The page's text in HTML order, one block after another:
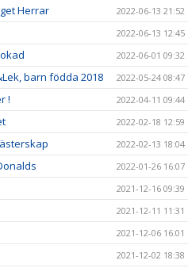
Herrar 2022-06-13 21:52
2022-06-13 12:45
2022-06-01 09:32
barn födda 2018 2022-05-24 08:47
! 2022-04-11 09:44
2022-02-18 12:59
2022-02-13 18:04
2022-01-26 16:07
2021-12-16 09:39
2021-12-11 11:31
2021-12-06 16:01
2021-12-02 18:38